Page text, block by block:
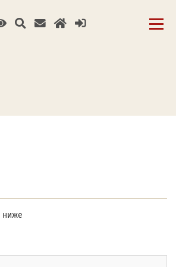
ниже